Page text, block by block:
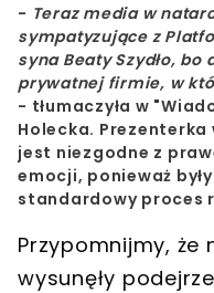
- Teraz media w
sympatyzujące z
syna Beaty Szydło,
prywatnej firmie, w
- tłumaczyła w
Holecka. Prezenterka
jest niezgodne z
emocji, ponieważ
standardowy proces
Przypomnijmy, że
wysunęły